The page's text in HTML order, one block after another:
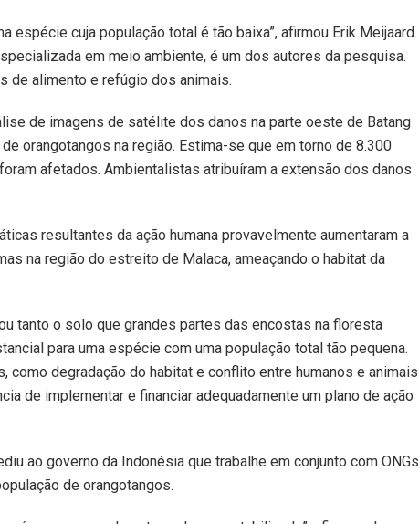
espécie cuja população total é tão baixa”, afirmou Erik Meijaard.
em meio ambiente, é um dos autores da pesquisa.
de alimento e refúgio dos animais.
de imagens de satélite dos danos na parte oeste de Batang
orangotangos na região. Estima-se que em torno de 8.300
afetados. Ambientalistas atribuíram a extensão dos danos
resultantes da ação humana provavelmente aumentaram a
na região do estreito de Malaca, ameaçando o habitat da
tanto o solo que grandes partes das encostas na floresta
para uma espécie com uma população total tão pequena.
como degradação do habitat e conflito entre humanos e animais
de implementar e financiar adequadamente um plano de ação
ao governo da Indonésia que trabalhe em conjunto com ONGs
de orangotangos.